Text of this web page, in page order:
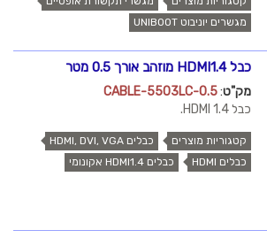
מגשרים יוניבוט UNIBOOT
כבל HDMI1.4 מוזהב אורך 0.5 מטר
מק"ט:
CABLE-5503LC-0.5
כבל HDMI 1.4.
קטגוריות מוצרים
כבלים HDMI, DVI, VGA
כבלים HDMI
כבלים HDMI1.4 אקונומי